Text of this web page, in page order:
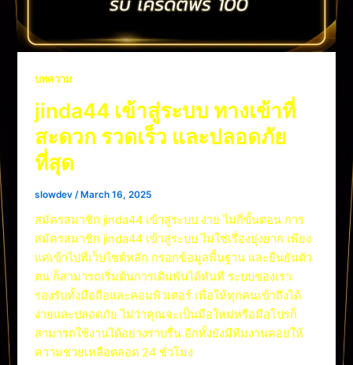
บทความ
jinda44 เข้าสู่ระบบ ทางเข้าที่
สะดวก รวดเร็ว และปลอดภัย
ที่สุด
slowdev /March 16, 2025
สมัครสมาชิก jinda44 เข้าสู่ระบบ ง่าย ไม่กี่ขั้นตอน การ
สมัครสมาชิก jinda44 เข้าสู่ระบบ ไม่ใช่เรื่องยุ่งยาก เพียง
แค่เข้าไปที่เว็บไซต์หลัก กรอกข้อมูลพื้นฐาน และยืนยันตัว
ตน ก็สามารถเริ่มต้นการเดิมพันได้ทันที ระบบของเรา
รองรับทั้งมือถือและคอมพิวเตอร์ เพื่อให้ทุกคนเข้าถึงได้
ง่ายและปลอดภัย ไม่ว่าคุณจะเป็นมือใหม่หรือมือโปรก็
สามารถใช้งานได้อย่างราบรื่น อีกทั้งยังมีทีมงานคอยให้
ความช่วยเหลือตลอด 24 ชั่วโมง